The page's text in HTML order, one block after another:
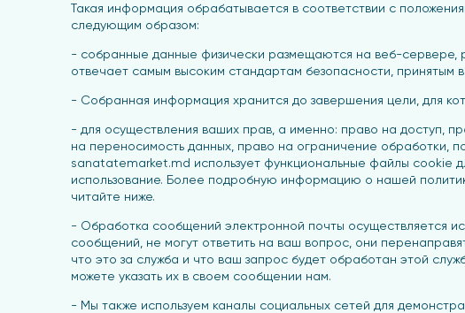
Такая информация обрабатывается в соответствии с
следующим образом:
- собранные данные физически размещаются на веб-сервере,
отвечает самым высоким стандартам безопасности, принятым
- Собранная информация хранится до завершения цели, для
- для осуществления ваших прав, а именно: право на доступ,
на переносимость данных, право на ограничение обработки,
sanatatemarket.md использует функциональные файлы cookie
использование. Более подробную информацию о нашей
читайте ниже.
- Обработка сообщений электронной почты осуществляется
сообщений, не могут ответить на ваш вопрос, они
что это за служба и что ваш запрос будет обработан этой
можете указать их в своем сообщении нам.
- Мы также используем каналы социальных сетей для